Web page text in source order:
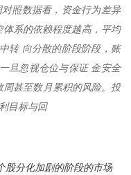
照数据看，资金行为差异
系的依赖程度越高，平均
转 向分散的阶段阶段，账
旦忽视仓位与保证 金安全
甚至数月累积的风险。投
目标与回
股分化加剧的阶段的市场